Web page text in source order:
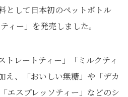
として日本初のペットボトル
ィー」を発売しました。
トレートティー」「ミルクティ
え、「おいしい無糖」や「デカ
エスプレッソティー」などのシ